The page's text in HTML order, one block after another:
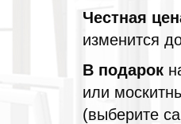
Честная
изменится
В подарок
или
(выберите